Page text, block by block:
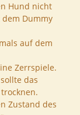
Hund nicht
Dummy
auf dem
Zerrspiele.
das
Zustand des